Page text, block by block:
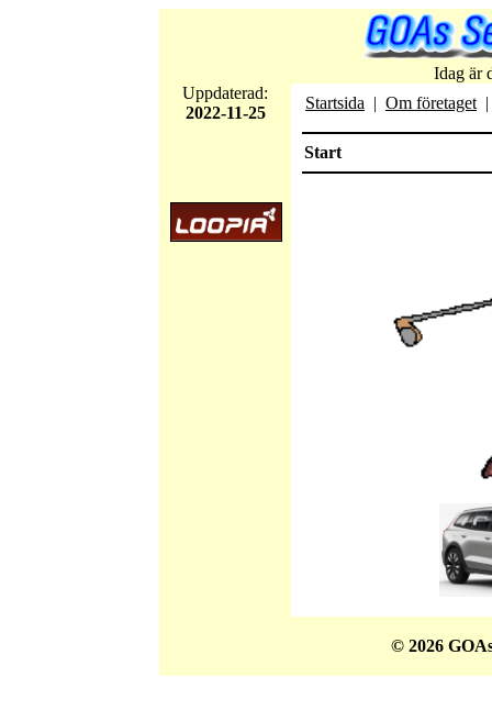
Idag är
Uppdaterad:
2022-11-25
Startsida | Om företaget
Start
© 2026